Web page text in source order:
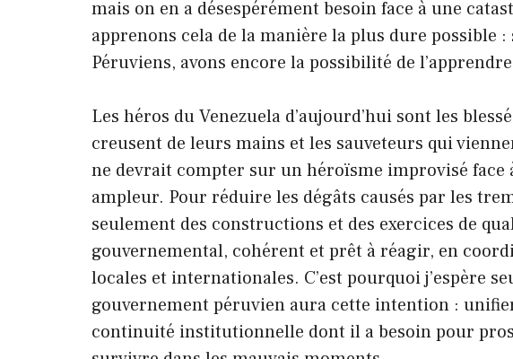
mais on en a désespérément besoin face à une
apprenons cela de la manière la plus dure possible :
Péruviens, avons encore la possibilité de
Les héros du Venezuela d’aujourd’hui sont les
creusent de leurs mains et les sauveteurs qui
ne devrait compter sur un héroïsme improvisé face
ampleur. Pour réduire les dégâts causés par les
seulement des constructions et des exercices de
gouvernemental, cohérent et prêt à réagir, en
locales et internationales. C’est pourquoi j’espère
gouvernement péruvien aura cette intention :
continuité institutionnelle dont il a besoin pour